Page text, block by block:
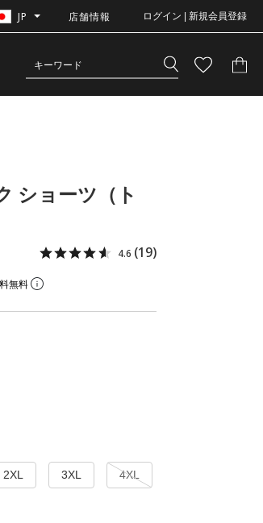
JP 店舗情報 ログイン | 新規会員登録
ショーツ（ト
4.6 (19)
無料
2XL 3XL 4XL